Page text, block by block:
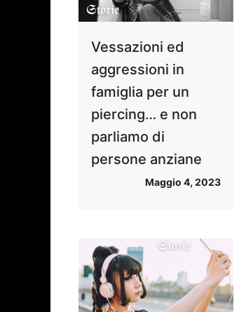
Vessazioni ed
aggressioni in
famiglia per un
piercing… e non
parliamo di
persone anziane
Maggio 4, 2023